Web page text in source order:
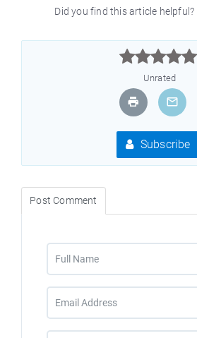
Did you find this article helpful?



Unrated
Subscribe
Post Comment